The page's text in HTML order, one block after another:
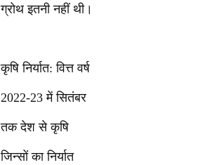
ग्रोथ इतनी नहीं थी।
कृषि निर्यात: वित्त वर्ष
2022-23 में सितंबर
तक देश से कृषि
जिन्सों का निर्यात